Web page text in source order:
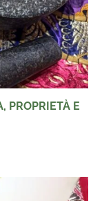
PROPRIETÀ E